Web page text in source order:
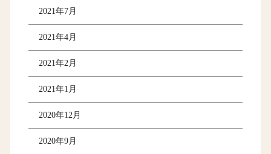
2021年7月
2021年4月
2021年2月
2021年1月
2020年12月
2020年9月